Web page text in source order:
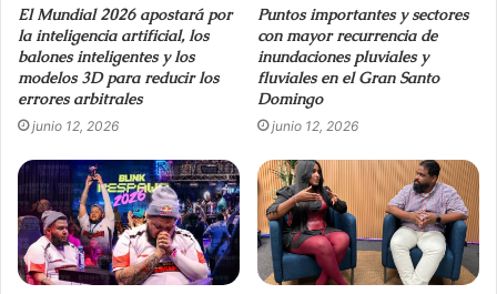
El Mundial 2026 apostará por
la inteligencia artificial, los
balones inteligentes y los
modelos 3D para reducir los
errores arbitrales
junio 12, 2026
Puntos importantes y sectores
con mayor recurrencia de
inundaciones pluviales y
fluviales en el Gran Santo
Domingo
junio 12, 2026